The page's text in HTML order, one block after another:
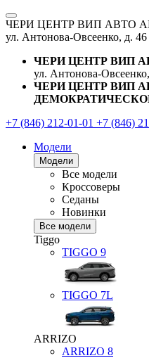
ЧЕРИ ЦЕНТР ВИП АВТО
ул. Антонова-Овсеенко, д. 46
ЧЕРИ ЦЕНТР ВИП
ул. Антонова-
ЧЕРИ ЦЕНТР ВИП
+7 (846) 212-01-01 +7 (846)
Модели
Модели
Все модели
Кроссоверы
Седаны
Новинки
Все модели
Tiggo
TIGGO 9
TIGGO 7L
ARRIZO
ARRIZO 8